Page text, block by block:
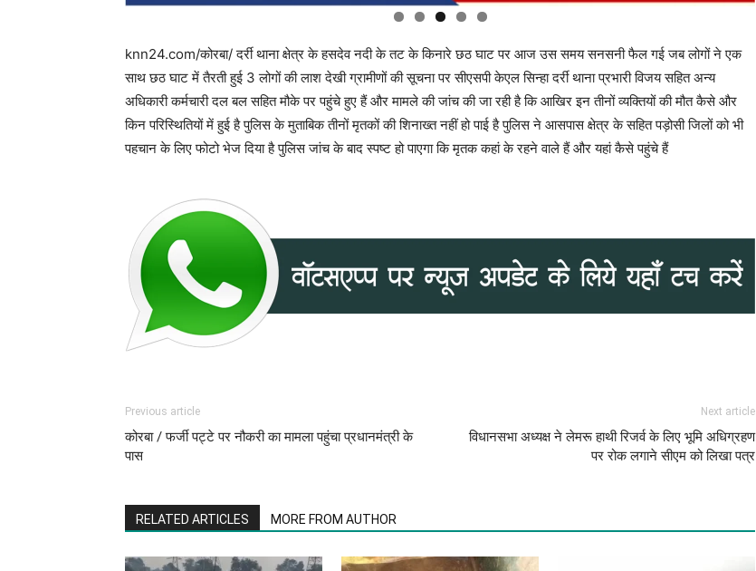
knn24.com/कोरबा/ दर्री थाना क्षेत्र के हसदेव नदी के तट के किनारे छठ घाट पर आज उस समय सनसनी फैल गई जब लोगों ने एक
साथ छठ घाट में तैरती हुई 3 लोगों की लाश देखी ग्रामीणों की सूचना पर सीएसपी केएल सिन्हा दर्री थाना प्रभारी विजय सहित अन्य
अधिकारी कर्मचारी दल बल सहित मौके पर पहुंचे हुए हैं और मामले की जांच की जा रही है कि आखिर इन तीनों व्यक्तियों की मौत कैसे और
किन परिस्थितियों में हुई है पुलिस के मुताबिक तीनों मृतकों की शिनाख्त नहीं हो पाई है पुलिस ने आसपास क्षेत्र के सहित पड़ोसी जिलों को भी
पहचान के लिए फोटो भेज दिया है पुलिस जांच के बाद स्पष्ट हो पाएगा कि मृतक कहां के रहने वाले हैं और यहां कैसे पहुंचे हैं
Previous article
कोरबा / फर्जी पट्टे पर नौकरी का मामला पहुंचा प्रधानमंत्री के
पास
Next article
विधानसभा अध्यक्ष ने लेमरू हाथी रिजर्व के लिए भूमि अधिग्रहण
पर रोक लगाने सीएम को लिखा पत्र
RELATED ARTICLES MORE FROM AUTHOR